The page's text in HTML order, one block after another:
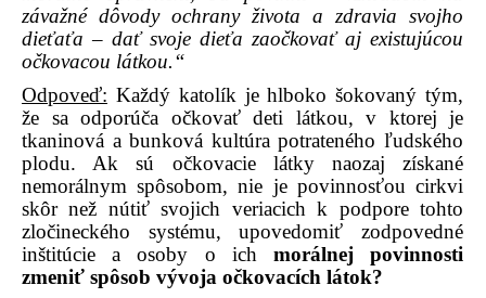
závažné dôvody ochrany života a zdravia svojho
dieťaťa – dať svoje dieťa zaočkovať aj existujúcou
očkovacou látkou.“
Odpoveď: Každý katolík je hlboko šokovaný tým,
že sa odporúča očkovať deti látkou, v ktorej je
tkaninová a bunková kultúra potrateného ľudského
plodu. Ak sú očkovacie látky naozaj získané
nemorálnym spôsobom, nie je povinnosťou cirkvi
skôr než nútiť svojich veriacich k podpore tohto
zločineckého systému, upovedomiť zodpovedné
inštitúcie a osoby o ich morálnej povinnosti
zmeniť spôsob vývoja očkovacích látok?